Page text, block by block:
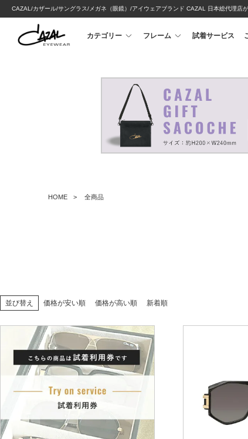
CAZAL/カザール/サングラス/メガネ（眼鏡）/アイウェアブランド CAZAL 日本総代理店
カテゴリー フレーム 試着サービス
HOME 全商品
並び替え 価格が安い順 価格が高い順 新着順